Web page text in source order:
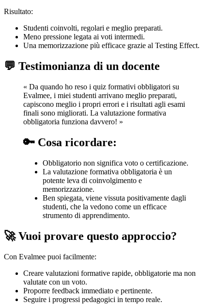
Risultato:
Studenti coinvolti, regolari e meglio preparati.
Meno pressione legata ai voti intermedi.
Una memorizzazione più efficace grazie al Testing Effect.
💬 Testimonianza di un docente
« Da quando ho reso i quiz formativi obbligatori su
Evalmee, i miei studenti arrivano meglio preparati,
capiscono meglio i propri errori e i risultati agli esami
finali sono migliorati. La valutazione formativa
obbligatoria funziona davvero! »
🔑 Cosa ricordare:
Obbligatorio non significa voto o certificazione.
La valutazione formativa obbligatoria è un
potente leva di coinvolgimento e
memorizzazione.
Ben spiegata, viene vissuta positivamente dagli
studenti, che la vedono come un efficace
strumento di apprendimento.
🚀 Vuoi provare questo approccio?
Con Evalmee puoi facilmente:
Creare valutazioni formative rapide, obbligatorie ma non
valutate con un voto.
Proporre feedback immediato e pertinente.
Seguire i progressi pedagogici in tempo reale.